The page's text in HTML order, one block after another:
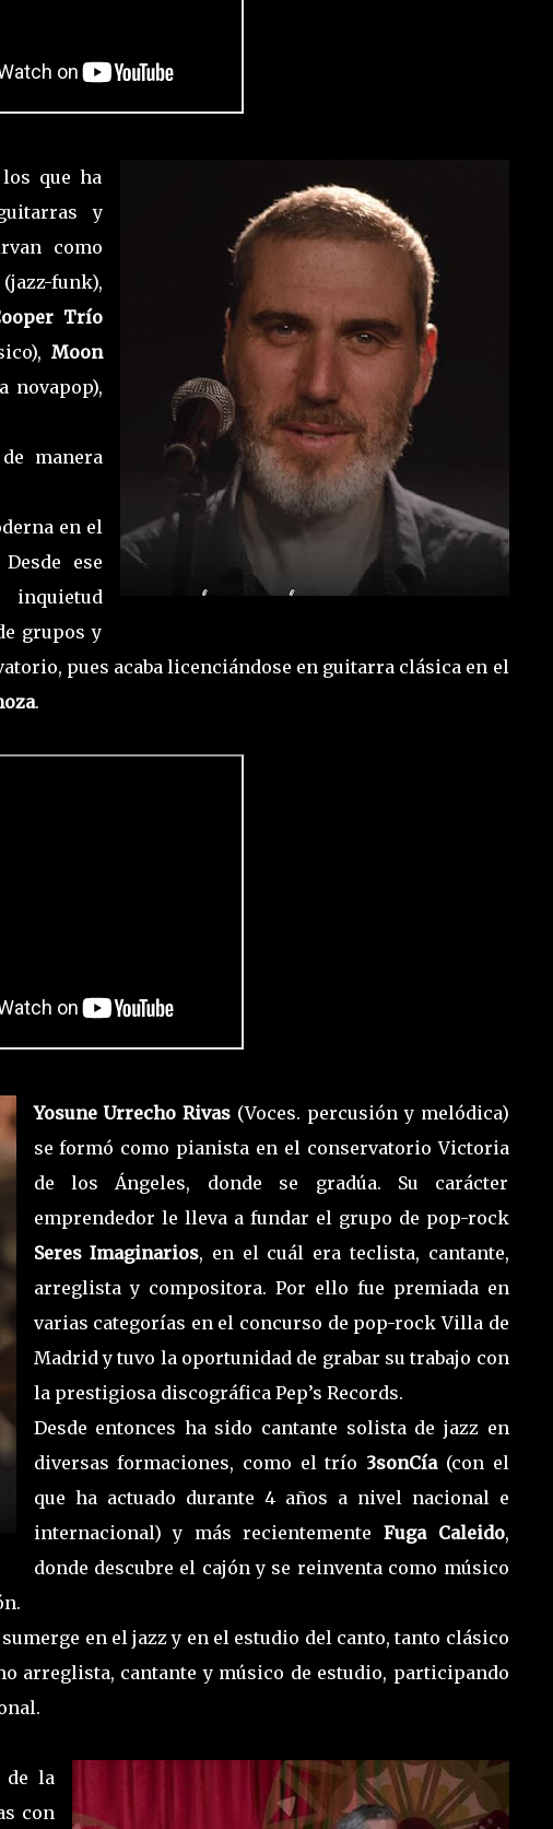
que ha
y
como
(jazz-funk),
Trío
Moon
novapop),
manera
en el
Desde ese
grupos y
pues acaba licenciándose en guitarra clásica en el
.
Yosune Urrecho Rivas (Voces. percusión y melódica)
se formó como pianista en el conservatorio Victoria
de los Ángeles, donde se gradúa. Su carácter
emprendedor le lleva a fundar el grupo de pop-rock
Seres Imaginarios, en el cuál era teclista, cantante,
arreglista y compositora. Por ello fue premiada en
varias categorías en el concurso de pop-rock Villa de
Madrid y tuvo la oportunidad de grabar su trabajo con
la prestigiosa discográfica Pep’s Records.
Desde entonces ha sido cantante solista de jazz en
diversas formaciones, como el trío 3sonCía(con el
que ha actuado durante 4 años a nivel nacional e
internacional) y más recientemente Fuga Caleido,
donde descubre el cajón y se reinventa como músico
en el jazz y en el estudio del canto, tanto clásico
arreglista, cantante y músico de estudio, participando
de la
con